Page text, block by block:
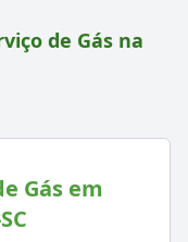
de Gás na
Gás em